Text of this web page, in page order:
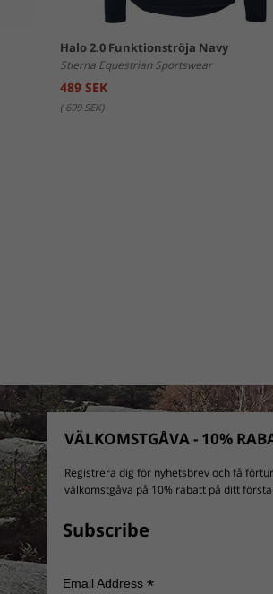
Halo 2.0 Funktionströja Navy
Stierna Equestrian Sportswear
489 SEK
(699 SEK)
VÄLKOMSTGÅVA - 10%
Registrera dig för nyhetsbrev och få
välkomstgåva på 10% rabatt på ditt första
Subscribe
Email Address*